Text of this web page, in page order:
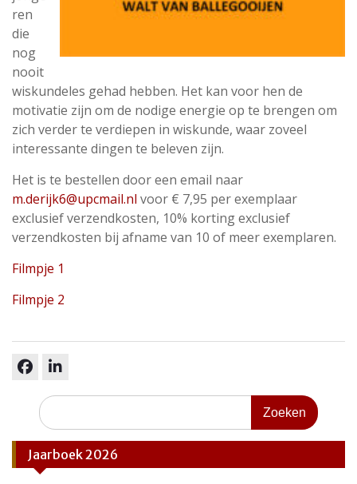
ren
die
nog
nooit
wiskundeles gehad hebben. Het kan voor hen de
motivatie zijn om de nodige energie op te brengen om
zich verder te verdiepen in wiskunde, waar zoveel
interessante dingen te beleven zijn.
Het is te bestellen door een email naar
m.derijk6@upcmail.nl voor € 7,95 per exemplaar
exclusief verzendkosten, 10% korting exclusief
verzendkosten bij afname van 10 of meer exemplaren.
Filmpje 1
Filmpje 2
Zoeken
naar:
Jaarboek 2026